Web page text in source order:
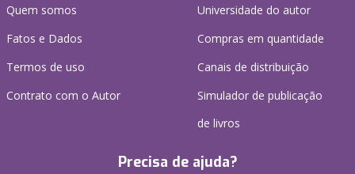
Quem somos
Fatos e Dados
Termos de uso
Contrato com o Autor
Universidade do autor
Compras em quantidade
Canais de distribuição
Simulador de publicação
de livros
Precisa de ajuda?